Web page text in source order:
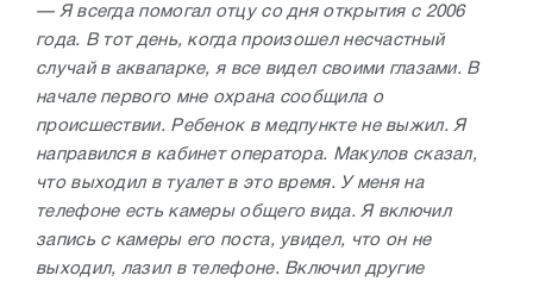
— Я всегда помогал отцу со дня открытия с 2006
года. В тот день, когда произошел несчастный
случай в аквапарке, я все видел своими глазами. В
начале первого мне охрана сообщила о
происшествии. Ребенок в медпункте не выжил. Я
направился в кабинет оператора. Макулов сказал,
что выходил в туалет в это время. У меня на
телефоне есть камеры общего вида. Я включил
запись с камеры его поста, увидел, что он не
выходил, лазил в телефоне. Включил другие